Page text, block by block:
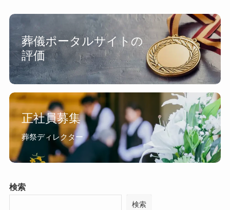
葬儀ポータルサイトの
評価
正社員募集
葬祭ディレクター
検索
検索